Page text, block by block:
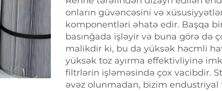
onların güvəncəsini və
komponentləri əhatə edir. Başqa
basınğada işləyir və buna görə də
malikdir ki, bu da yüksək həcmli
yüksək toz ayırma effektivliyinə
filtrlərin işləməsində çox vacibdir.
əvəz olunmadan, bizim